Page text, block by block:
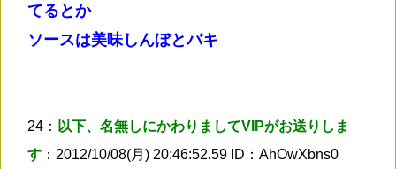
てるとか
ソースは美味しんぼとバキ
24： 以下、名無しにかわりましてVIPがお送りしま
す ：2012/10/08(月) 20:46:52.59 ID：AhOwXbns0